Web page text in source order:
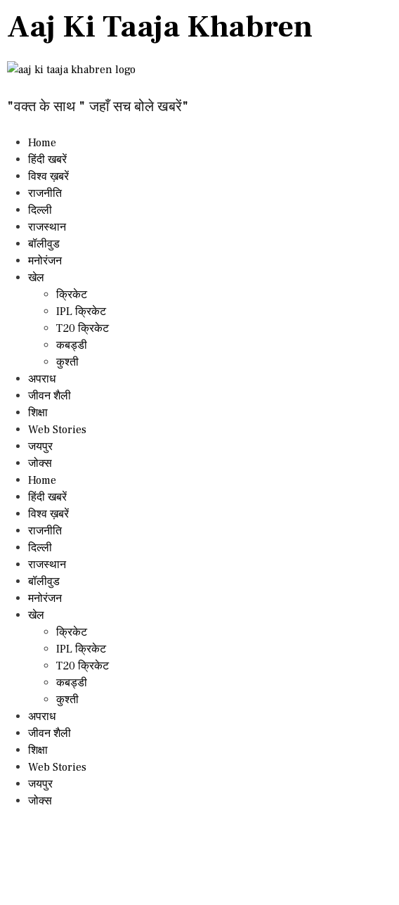
Aaj Ki Taaja Khabren
"वक्त के साथ " जहाँ सच बोले खबरें"
Home
हिंदी खबरें
विश्व ख़बरें
राजनीति
दिल्ली
राजस्थान
बॉलीवुड
मनोरंजन
खेल
क्रिकेट
IPL क्रिकेट
T20 क्रिकेट
कबड्डी
कुश्ती
अपराध
जीवन शैली
शिक्षा
Web Stories
जयपुर
जोक्स
Home
हिंदी खबरें
विश्व ख़बरें
राजनीति
दिल्ली
राजस्थान
बॉलीवुड
मनोरंजन
खेल
क्रिकेट
IPL क्रिकेट
T20 क्रिकेट
कबड्डी
कुश्ती
अपराध
जीवन शैली
शिक्षा
Web Stories
जयपुर
जोक्स